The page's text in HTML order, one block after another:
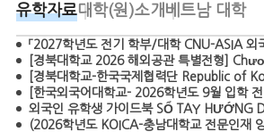
유학자료대학(원)소개 베트남 대학